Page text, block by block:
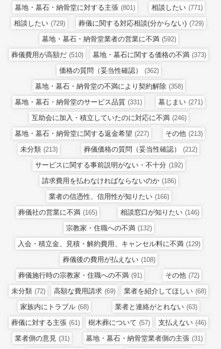
墓地・墓石・納骨堂に対する主張 (801) 相談したい (771)
相談したい (729) 葬儀に関する対応相談(分からない) (729)
墓地・墓石・納骨堂業者の営業に不満 (592)
葬儀費用が高額だ (510) 墓地・墓石に関する価格の不満 (373)
価格の質問（妥当性確認） (362)
墓地・墓石・納骨堂の不満により契約解除 (358)
墓地・墓石・納骨堂のサービス品質 (331) 墓じまい (271)
互助会に加入・積立していたのに対応に不満 (246)
墓地・墓石・納骨堂に関する返金希望 (227) その他 (213)
未分類 (213) 葬儀価格の質問（妥当性確認） (212)
サービスに関する事前説明がない・不十分 (192)
請求費用を払わなければならないのか (186)
業者の信憑性、信用性が知りたい (166)
葬儀社の営業に不満 (165) 相談窓口が知りたい (146)
宗教家・住職への不満 (132)
入会・積立金、見積・解約費用、キャンセル料に不満 (129)
葬儀後の費用が払えない (108)
葬儀施行時の宗教家・住職への不満 (91) その他 (72)
未分類 (72) 高額な費用請求 (69) 業者を紹介してほしい (68)
家族内にトラブル (68) 業者と連絡がとれない (63)
葬儀に対する主張 (61) 樹木葬について (57) 支払えない (46)
業者側の意見 (31) 墓地・墓石・納骨堂業者側の主張 (31)